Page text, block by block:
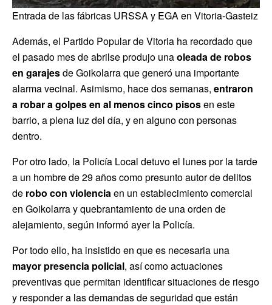
Entrada de las fábricas URSSA y EGA en Vitoria-Gasteiz
Además, el Partido Popular de Vitoria ha recordado que
el pasado mes de abrilse produjo unaoleada de robos
en garajesde Goikolarra que generó una importante
alarma vecinal. Asimismo, hace dos semanas, entraron
a robar a golpes en al menos cinco pisosen este
barrio, a plena luz del día, y en alguno con personas
dentro.
Por otro lado, la Policía Local detuvo el lunes por la tarde
a un hombre de 29 años como presunto autor de delitos
de robo con violenciaen un establecimiento comercial
en Goikolarra y quebrantamiento de una orden de
alejamiento, según informó ayer la Policía.
Por todo ello, ha insistido en que es necesaria una
mayor presencia policial, así como actuaciones
preventivas que permitan identificar situaciones de riesgo
y responder a las demandas de seguridad que están